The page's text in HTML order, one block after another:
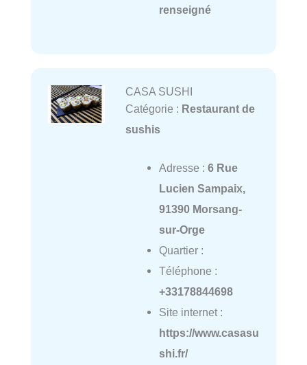
renseigné
CASA SUSHI
Catégorie : Restaurant de
sushis
Adresse : 6 Rue
Lucien Sampaix,
91390 Morsang-
sur-Orge
Quartier :
Téléphone :
+33178844698
Site internet :
https://www.casasu
shi.fr/